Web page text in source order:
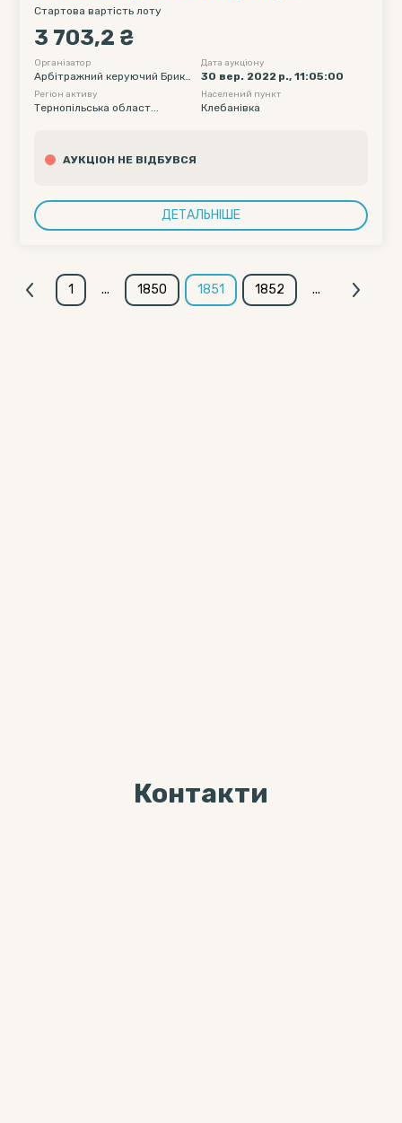
Тернопільської області по справі № 11/Б-252 про
банкрутство СГТОВ «Ім. І.Франка» (код ЄДРПОУ
30786839).
Стартова вартість лоту
3 703,2 ₴
Організатор
Арбітражний керуючий Брикс
а Андрій Олегович
Дата аукціону
30 вер. 2022 р., 11:05:00
Регіон активу
Тернопільська област...
Населений пункт
Клебанівка
АУКЦІОН НЕ ВІДБУВСЯ
ДЕТАЛЬНІШЕ
1 ... 1850 1851 1852 ...
Контакти